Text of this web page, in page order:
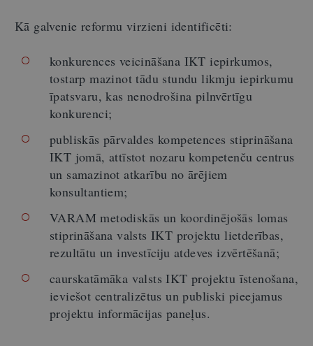
Kā galvenie reformu virzieni identificēti:
konkurences veicināšana IKT iepirkumos,
tostarp mazinot tādu stundu likmju iepirkumu
īpatsvaru, kas nenodrošina pilnvērtīgu
konkurenci;
publiskās pārvaldes kompetences stiprināšana
IKT jomā, attīstot nozaru kompetenču centrus
un samazinot atkarību no ārējiem
konsultantiem;
VARAM metodiskās un koordinējošās lomas
stiprināšana valsts IKT projektu lietderības,
rezultātu un investīciju atdeves izvērtēšanā;
caurskatāmāka valsts IKT projektu īstenošana,
ieviešot centralizētus un publiski pieejamus
projektu informācijas paneļus.